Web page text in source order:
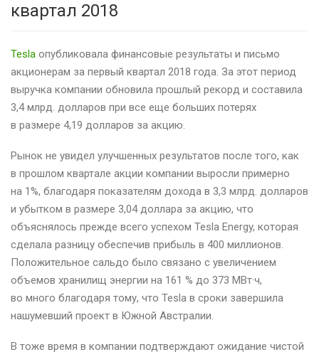
квартал 2018
Tesla опубликовала финансовые результаты и письмо
акционерам за первый квартал 2018 года. За этот период
выручка компании обновила прошлый рекорд и составила
3,4 млрд. долларов при все еще больших потерях
в размере 4,19 долларов за акцию.
Рынок не увидел улучшенных результатов после того, как
в прошлом квартале акции компании выросли примерно
на 1%, благодаря показателям дохода в 3,3 млрд. долларов
и убытком в размере 3,04 доллара за акцию, что
объяснялось прежде всего успехом Tesla Energy, которая
сделала разницу обеспечив прибыль в 400 миллионов.
Положительное сальдо было связано с увеличением
объемов хранилищ энергии на 161 % до 373 МВт·ч,
во много благодаря тому, что Tesla в сроки завершила
нашумевший проект в Южной Австралии.
В тоже время в компании подтверждают ожидание чистой